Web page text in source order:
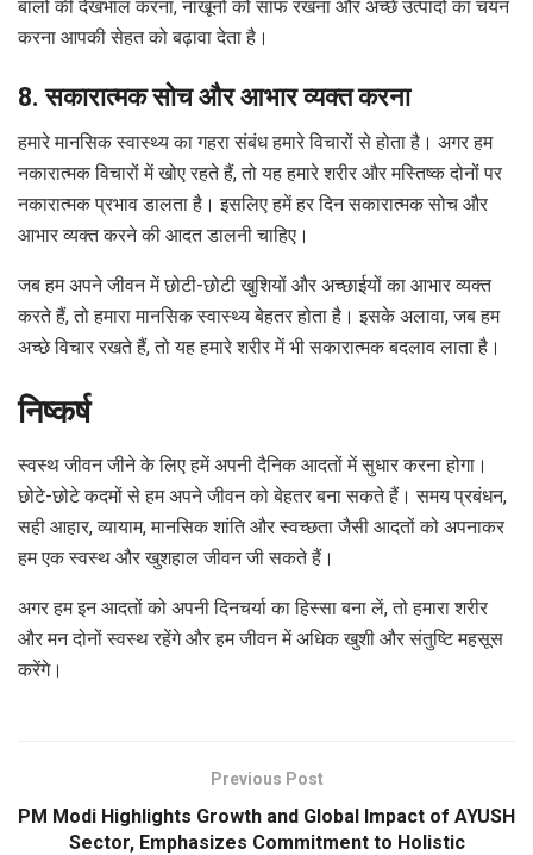
बालों की देखभाल करना, नाखूनों को साफ रखना और अच्छे उत्पादों का चयन
करना आपकी सेहत को बढ़ावा देता है।
8. सकारात्मक सोच और आभार व्यक्त करना
हमारे मानसिक स्वास्थ्य का गहरा संबंध हमारे विचारों से होता है। अगर हम
नकारात्मक विचारों में खोए रहते हैं, तो यह हमारे शरीर और मस्तिष्क दोनों पर
नकारात्मक प्रभाव डालता है। इसलिए हमें हर दिन सकारात्मक सोच और
आभार व्यक्त करने की आदत डालनी चाहिए।
जब हम अपने जीवन में छोटी-छोटी खुशियों और अच्छाईयों का आभार व्यक्त
करते हैं, तो हमारा मानसिक स्वास्थ्य बेहतर होता है। इसके अलावा, जब हम
अच्छे विचार रखते हैं, तो यह हमारे शरीर में भी सकारात्मक बदलाव लाता है।
निष्कर्ष
स्वस्थ जीवन जीने के लिए हमें अपनी दैनिक आदतों में सुधार करना होगा।
छोटे-छोटे कदमों से हम अपने जीवन को बेहतर बना सकते हैं। समय प्रबंधन,
सही आहार, व्यायाम, मानसिक शांति और स्वच्छता जैसी आदतों को अपनाकर
हम एक स्वस्थ और खुशहाल जीवन जी सकते हैं।
अगर हम इन आदतों को अपनी दिनचर्या का हिस्सा बना लें, तो हमारा शरीर
और मन दोनों स्वस्थ रहेंगे और हम जीवन में अधिक खुशी और संतुष्टि महसूस
करेंगे।
Previous Post
PM Modi Highlights Growth and Global Impact of AYUSH
Sector, Emphasizes Commitment to Holistic